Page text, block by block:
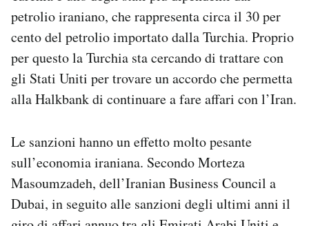
petrolio iraniano, che rappresenta circa il 30 per
cento del petrolio importato dalla Turchia. Proprio
per questo la Turchia sta cercando di trattare con
gli Stati Uniti per trovare un accordo che permetta
alla Halkbank di continuare a fare affari con l’Iran.
Le sanzioni hanno un effetto molto pesante
sull’economia iraniana. Secondo Morteza
Masoumzadeh, dell’Iranian Business Council a
Dubai, in seguito alle sanzioni degli ultimi anni il